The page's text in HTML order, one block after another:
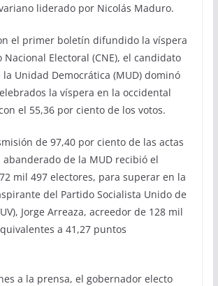
liderado por Nicolás Maduro.
el primer boletín difundido la víspera
Nacional Electoral (CNE), el candidato
Unidad Democrática (MUD) dominó
la víspera en la occidental
el 55,36 por ciento de los votos.
de 97,40 por ciento de las actas
de la MUD recibió el
mil 497 electores, para superar en la
del Partido Socialista Unido de
Jorge Arreaza, acreedor de 128 mil
a 41,27 puntos
a la prensa, el gobernador electo